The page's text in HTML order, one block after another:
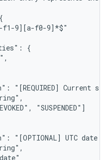
9][a-f0-9]*$"
{
"[REQUIRED] Current
"SUSPENDED"]
"[OPTIONAL] UTC date